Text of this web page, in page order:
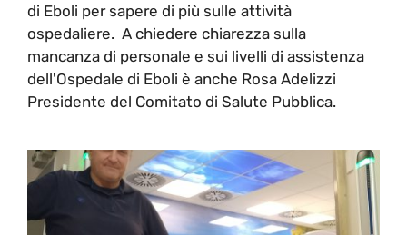
di Eboli per sapere di più sulle attività
ospedaliere. A chiedere chiarezza sulla
mancanza di personale e sui livelli di assistenza
dell'Ospedale di Eboli è anche Rosa Adelizzi
Presidente del Comitato di Salute Pubblica.